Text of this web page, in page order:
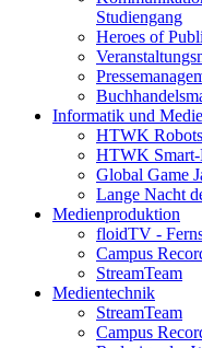
Studiengang
Heroes of
Informatik und
HTWK Robots
HTWK
Global Game
Lange Nacht
Medienproduktion
floidTV -
Campus
StreamTeam
Medientechnik
StreamTeam
Campus